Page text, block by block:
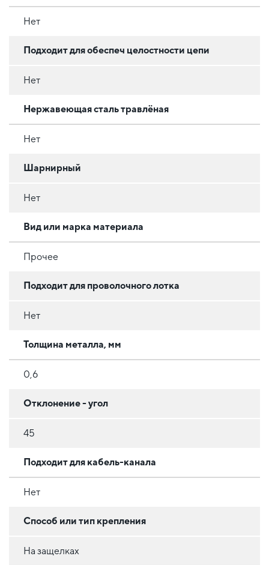
Нет
Подходит для обеспеч целостности цепи
Нет
Нержавеющая сталь травлёная
Нет
Шарнирный
Нет
Вид или марка материала
Прочее
Подходит для проволочного лотка
Нет
Толщина металла, мм
0,6
Отклонение - угол
45
Подходит для кабель-канала
Нет
Способ или тип крепления
На защелках